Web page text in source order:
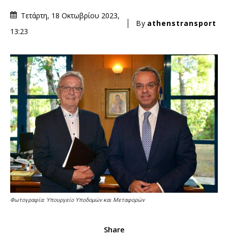
Τετάρτη, 18 Οκτωβρίου 2023,
13:23
By athenstransport
Φωτογραφία: Υπουργείο Υποδομών και Μεταφορών
Share